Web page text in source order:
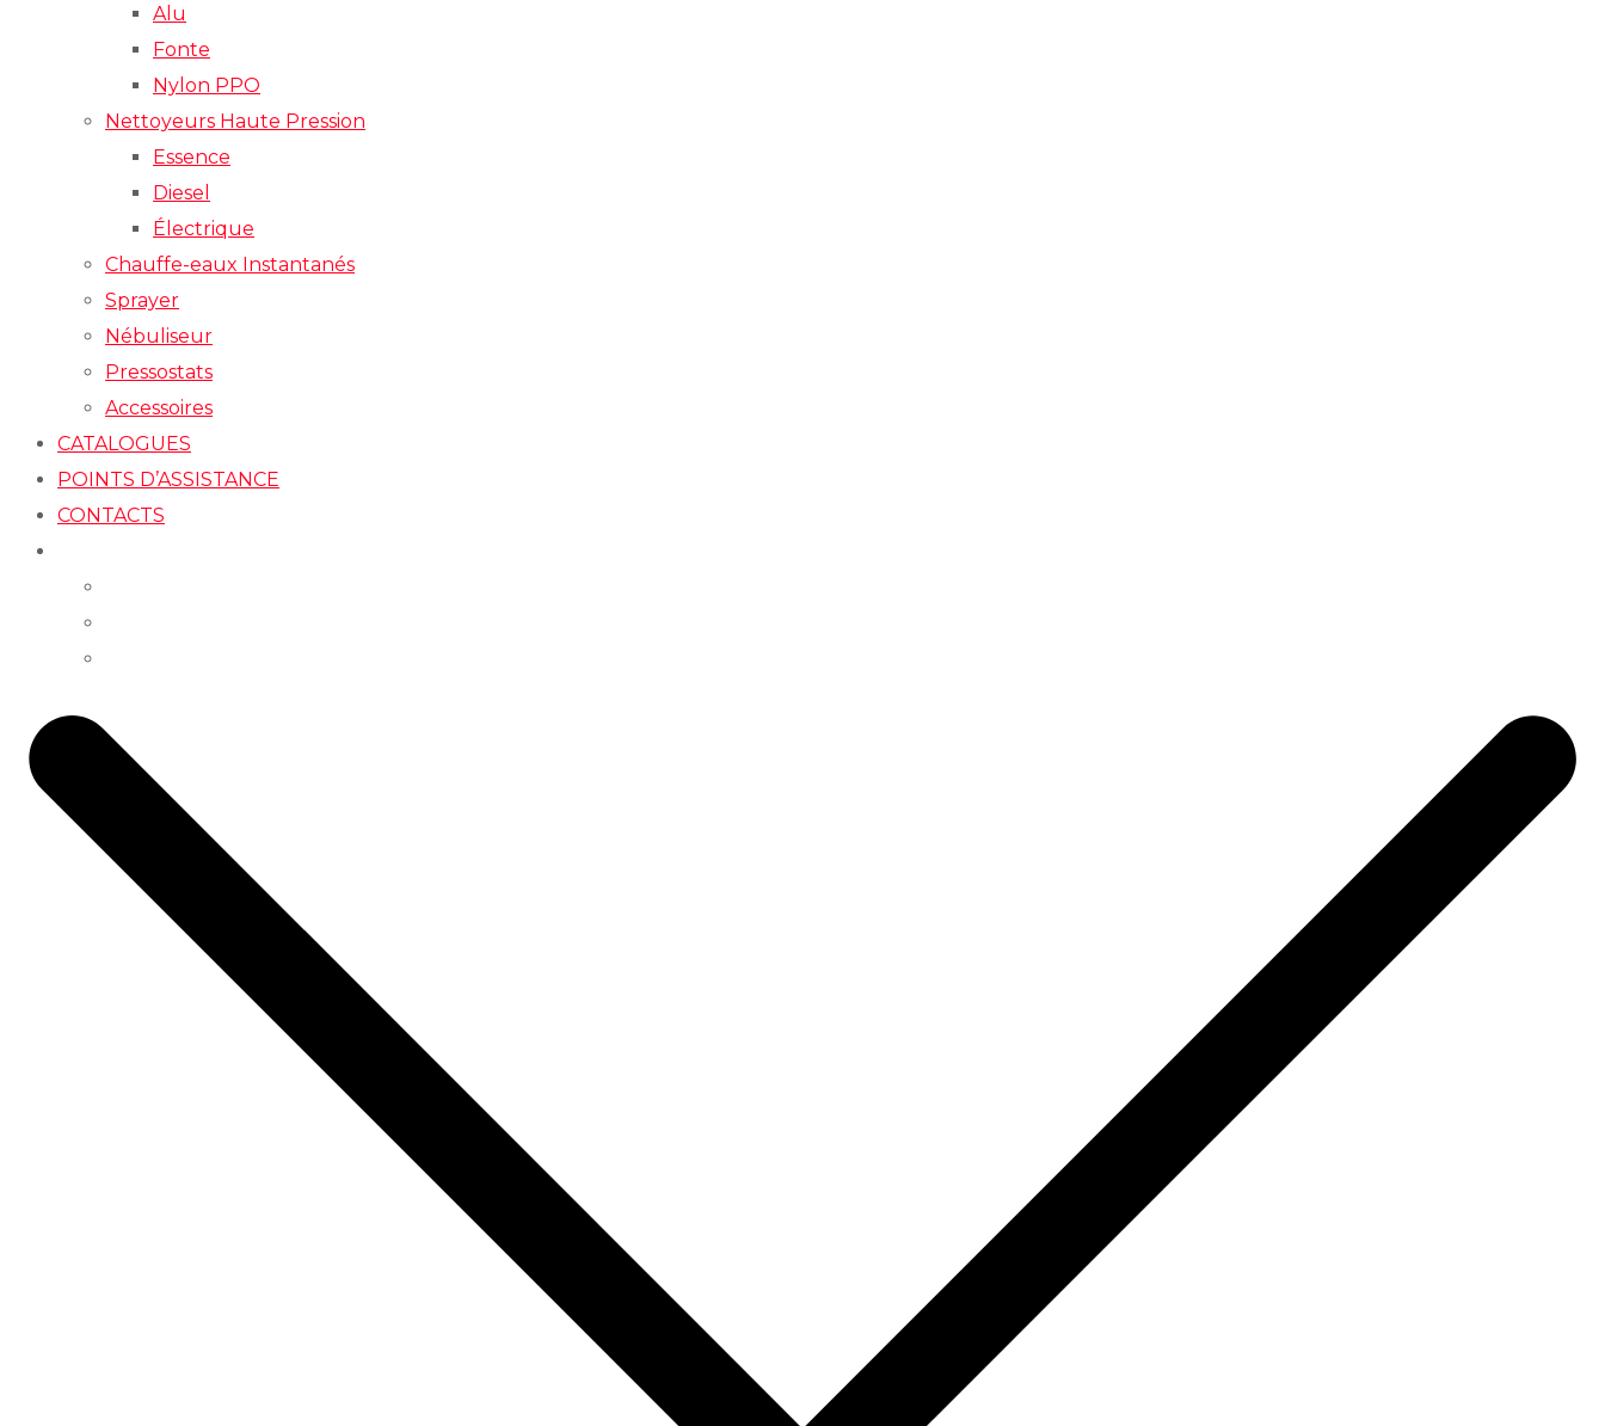
Alu
Fonte
Nylon PPO
Nettoyeurs Haute Pression
Essence
Diesel
Électrique
Chauffe-eaux Instantanés
Sprayer
Nébuliseur
Pressostats
Accessoires
CATALOGUES
POINTS D’ASSISTANCE
CONTACTS